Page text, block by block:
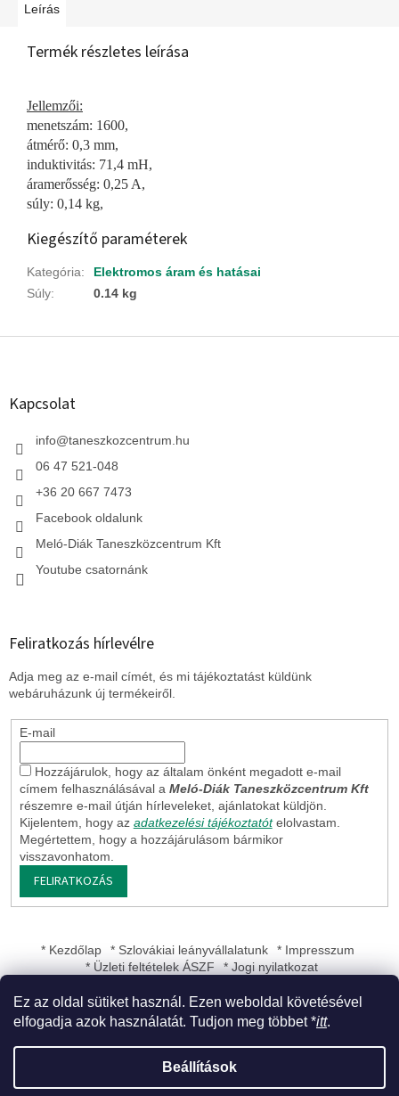
Ez az oldal sütiket használ. Ezen weboldal követésével
elfogadja azok használatát. Tudjon meg többet *itt.
Beállítások
Leírás
Termék részletes leírása
Jellemzői:
menetszám: 1600,
átmérő: 0,3 mm,
induktivitás: 71,4 mH,
áramerősség: 0,25 A,
súly: 0,14 kg,
Kiegészítő paraméterek
Kategória:
Elektromos áram és hatásai
Súly: 0.14 kg
L
Kapcsolat
info@taneszkozcentrum.hu
06 47 521-048
+36 20 667 7473
Facebook oldalunk
Meló-Diák Taneszközcentrum Kft
Youtube csatornánk
Feliratkozás hírlevélre
Adja meg az e-mail címét, és mi tájékoztatást küldünk
webáruházunk új termékeiről.
E-mail
Hozzájárulok, hogy az általam önként megadott e-mail
címem felhasználásával a Meló-Diák Taneszközcentrum Kft
részemre e-mail útján hírleveleket, ajánlatokat küldjön.
Kijelentem, hogy az adatkezelési tájékoztatót elolvastam.
Megértettem, hogy a hozzájárulásom bármikor
visszavonhatom.
FELIRATKOZÁS
* Kezdőlap * Szlovákiai leányvállalatunk
* Impresszum
* Üzleti feltételek ÁSZF
* Jogi nyilatkozat